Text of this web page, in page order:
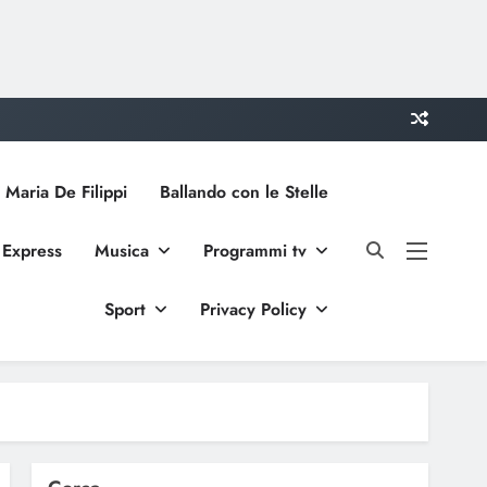
De Filippi Ballando con le Stelle
Musica Programmi tv
Sport Privacy Policy